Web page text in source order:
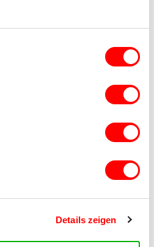
Details zeigen